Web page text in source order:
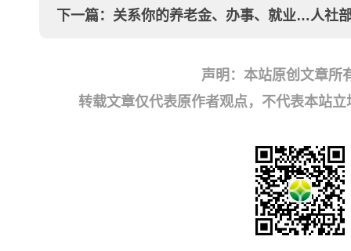
下一篇： 关系你的养老金、办事、就业…人社
声明：本站原创文章所
转载文章仅代表原作者观点，不代表本站